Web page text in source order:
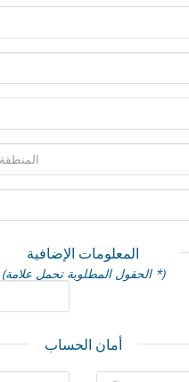
المعلومات الإضافية
(الحقول المطلوبة تحمل علامة *)
أمان الحساب